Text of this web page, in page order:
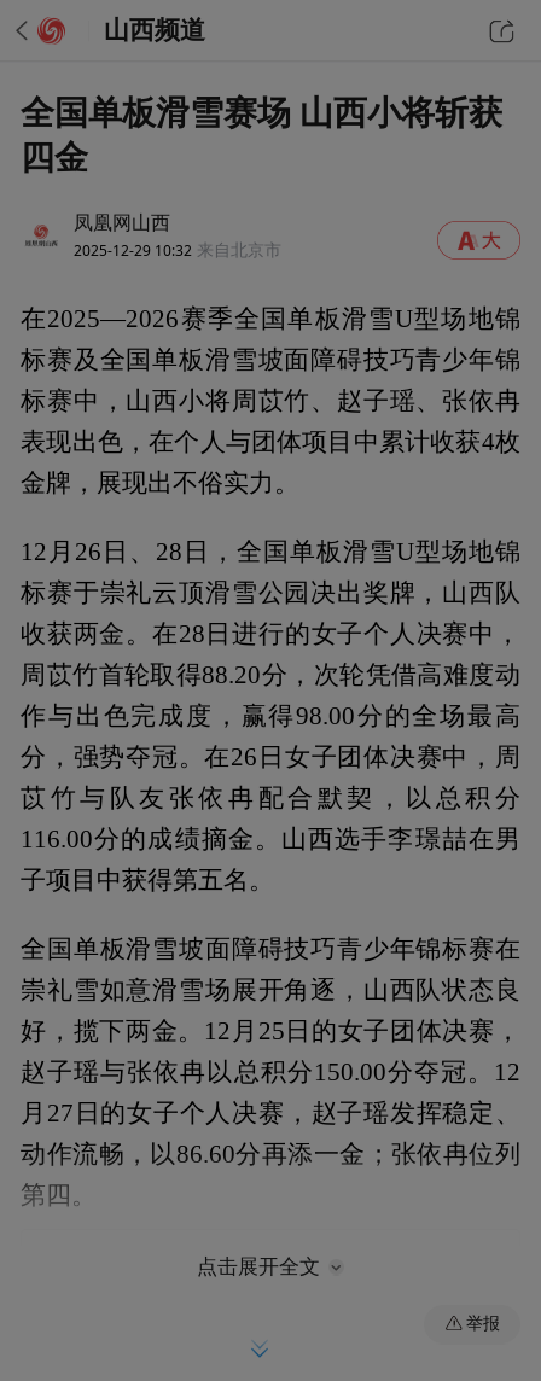
山西频道
全国单板滑雪赛场 山西小将斩获
四金
凤凰网山西
2025-12-29 10:32 来自北京市
在2025—2026赛季全国单板滑雪U型场地锦
标赛及全国单板滑雪坡面障碍技巧青少年锦
标赛中，山西小将周苡竹、赵子瑶、张依冉
表现出色，在个人与团体项目中累计收获4枚
金牌，展现出不俗实力。
12月26日、28日，全国单板滑雪U型场地锦
标赛于崇礼云顶滑雪公园决出奖牌，山西队
收获两金。在28日进行的女子个人决赛中，
周苡竹首轮取得88.20分，次轮凭借高难度动
作与出色完成度，赢得98.00分的全场最高
分，强势夺冠。在26日女子团体决赛中，周
苡竹与队友张依冉配合默契，以总积分
116.00分的成绩摘金。山西选手李璟喆在男
子项目中获得第五名。
全国单板滑雪坡面障碍技巧青少年锦标赛在
崇礼雪如意滑雪场展开角逐，山西队状态良
好，揽下两金。12月25日的女子团体决赛，
赵子瑶与张依冉以总积分150.00分夺冠。12
月27日的女子个人决赛，赵子瑶发挥稳定、
动作流畅，以86.60分再添一金；张依冉位列
第四。
点击展开全文
举报